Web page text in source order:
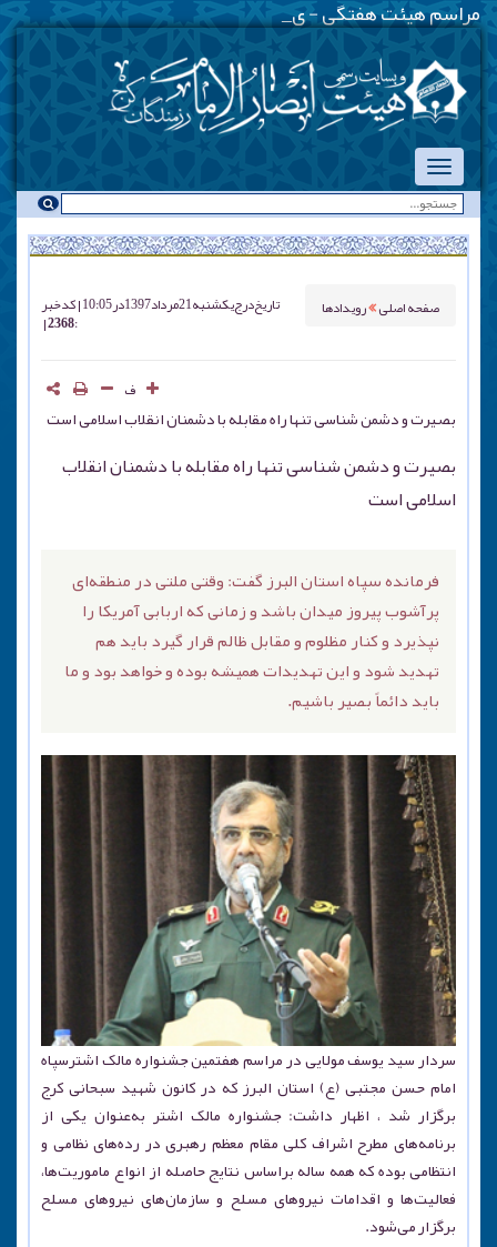
مراسم هیئت هفتگی - یکشنبه شبه-
صفحه اصلی رویدادها تاریخ درجیکشنبه 21 مرداد 1397 در 10:05 کد خبر
: 2368
ف
بصیرت و دشمن شناسی تنها راه مقابله با دشمنان انقلاب اسلامی است
بصیرت و دشمن شناسی تنها راه مقابله با دشمنان انقلاب
اسلامی است
فرمانده سپاه استان البرز گفت: وقتی ملتی در منطقه‌ای
پرآشوب پیروز میدان باشد و زمانی که اربابی آمریکا را
نپذیرد و کنار مظلوم و مقابل ظالم قرار گیرد باید هم
تهدید شود و این تهدیدات همیشه بوده و خواهد بود و ما
باید دائماً بصیر باشیم.
سردار سید یوسف مولایی در مراسم هفتمین جشنواره مالک اشترسپاه
امام حسن مجتبی (ع) استان البرز که در کانون شهید سبحانی کرج
برگزار شد ، اظهار داشت: جشنواره مالک اشتر به‌عنوان یکی از
برنامه‌های مطرح اشراف کلی مقام معظم رهبری در رده‌های نظامی و
انتظامی بوده که همه ساله براساس نتایج حاصله از انواع ماموریت‌ها،
فعالیت‌ها و اقدامات نیروهای مسلح و سازمان‌های نیروهای مسلح
برگزار می‌شود.